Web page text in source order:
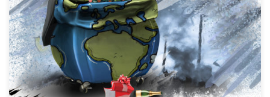
tu vis au sommet de mon crâne, tu as pu voir combien mes colères
peuvent être fortes, mais aussi combien je suis fragile. Tu sais quelles
riches couleurs je donne à tous (ton immensité blanche garde
jalousement ses aurores boréales…), mais tu devines aussi à quel
point chaque couleur est fragile (tout ce vert qu’on efface chaque
jour…). Bref, pour Noël, j’aimerais que tu m’apportes de […]